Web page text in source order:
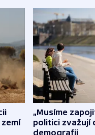
„Musíme
politici zvažují
demografii